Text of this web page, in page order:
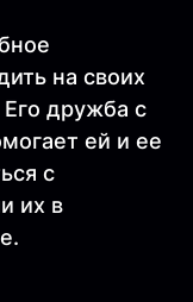
на своих
дружба с
ей и ее
с
их в